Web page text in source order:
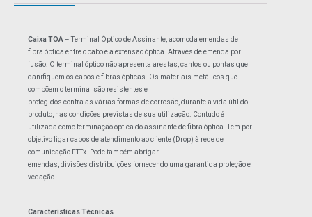
Caixa TOA – Terminal Óptico de Assinante, acomoda emendas de
fibra óptica entre o cabo e a extensão óptica. Através de emenda por
fusão. O terminal óptico não apresenta arestas, cantos ou pontas que
danifiquem os cabos e fibras ópticas. Os materiais metálicos que
compõem o terminal são resistentes e
protegidos contra as várias formas de corrosão, durante a vida útil do
produto, nas condições previstas de sua utilização. Contudo é
utilizada como terminação óptica do assinante de fibra óptica. Tem por
objetivo ligar cabos de atendimento ao cliente (Drop) à rede de
comunicação FTTx. Pode também abrigar
emendas, divisões distribuições fornecendo uma garantida proteção e
vedação.
Características Técnicas